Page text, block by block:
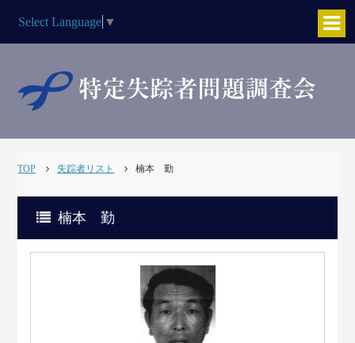
Select Language ▼
TOP 失踪者リスト 楠本 勤
楠本 勤